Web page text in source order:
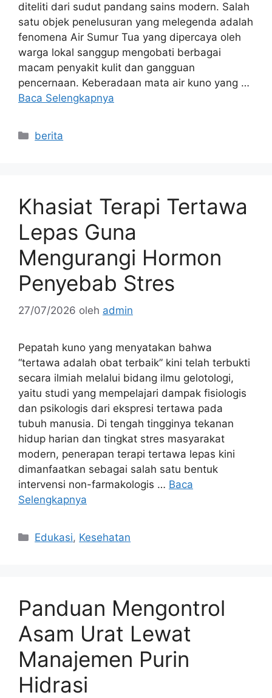
diteliti dari sudut pandang sains modern. Salah
satu objek penelusuran yang melegenda adalah
fenomena Air Sumur Tua yang dipercaya oleh
warga lokal sanggup mengobati berbagai
macam penyakit kulit dan gangguan
pencernaan. Keberadaan mata air kuno yang …
Baca Selengkapnya
Kategori
berita
Khasiat Terapi Tertawa
Lepas Guna
Mengurangi Hormon
Penyebab Stres
27/07/2026 oleh admin
Pepatah kuno yang menyatakan bahwa
“tertawa adalah obat terbaik” kini telah terbukti
secara ilmiah melalui bidang ilmu gelotologi,
yaitu studi yang mempelajari dampak fisiologis
dan psikologis dari ekspresi tertawa pada
tubuh manusia. Di tengah tingginya tekanan
hidup harian dan tingkat stres masyarakat
modern, penerapan terapi tertawa lepas kini
dimanfaatkan sebagai salah satu bentuk
intervensi non-farmakologis … Baca
Selengkapnya
Kategori
Edukasi, Kesehatan
Panduan Mengontrol
Asam Urat Lewat
Manajemen Purin
Hidrasi